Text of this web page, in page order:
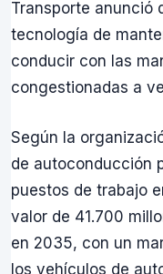
Transporte anunció
tecnología de
conducir con las
congestionadas a
Según la
de autoconducción
puestos de trabajo
valor de 41.700
en 2035, con un
los vehículos de